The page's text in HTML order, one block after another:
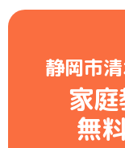
静岡市
家
無